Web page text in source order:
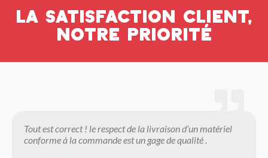
La satisfaction client,
notre priorité
Tout est correct ! le respect de la livraison d’un matériel
conforme à la commande est un gage de qualité .